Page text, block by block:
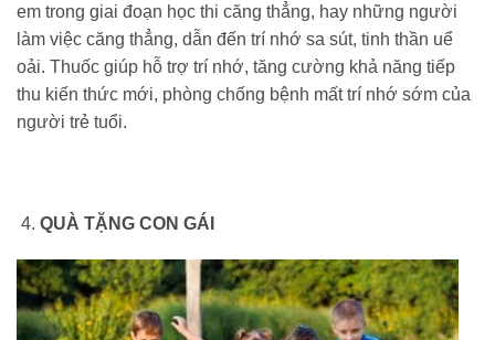
em trong giai đoạn học thi căng thẳng, hay những người
làm việc căng thẳng, dẫn đến trí nhớ sa sút, tinh thần uể
oải. Thuốc giúp hỗ trợ trí nhớ, tăng cường khả năng tiếp
thu kiến thức mới, phòng chống bệnh mất trí nhớ sớm của
người trẻ tuổi.
QUÀ TẶNG CON GÁI